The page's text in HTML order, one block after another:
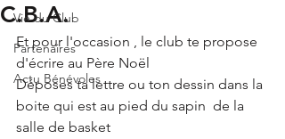
Vie du Club
Partenaires
Actu Bénévoles
C.B.A.
Et pour l'occasion , le club te propose
d'écrire au Père Noël
Déposes ta lettre ou ton dessin dans la
boite qui est au pied du sapin  de la
salle de basket